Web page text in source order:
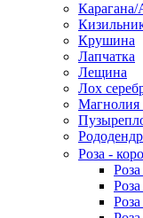
Крушина
Лапчатка
Лещина
Лох
Магнолия
Роза -